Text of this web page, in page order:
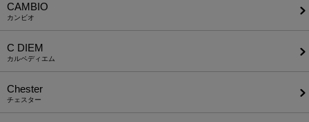
CAMBIO
カンビオ
C DIEM
カルペディエム
Chester
チェスター